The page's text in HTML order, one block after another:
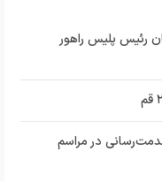
رئیس پلیس راهور
در مراسم